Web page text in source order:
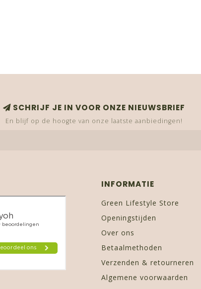
SCHRIJF JE IN VOOR ONZE NIEUWSBRIEF
En blijf op de hoogte van onze laatste aanbiedingen!
INFORMATIE
Green Lifestyle Store
Openingstijden
Over ons
Betaalmethoden
Verzenden & retourneren
Algemene voorwaarden